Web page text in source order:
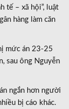
tế – xã hội”, luật
hàng làm căn
mức án 23-25
sau ông Nguyễn
ngắn hơn người
bị cáo khác.